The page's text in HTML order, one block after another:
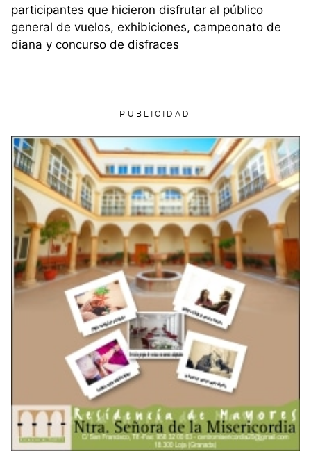
participantes que hicieron disfrutar al público
general de vuelos, exhibiciones, campeonato de
diana y concurso de disfraces
PUBLICIDAD